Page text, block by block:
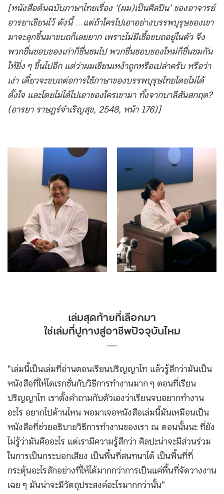
[หนังสือต้นฉบับภาษาไทยเรื่อง ‘(ผม)เป็นศิลปิน’ ของอาจารย์
อารยาเขียนไว้ ดังนี้ …แต่ถ้าใครไปเอาอย่างบรรพบุรุษของเขา
มาจะลุกขึ้นมาขบถก็เลยยาก เพราะไม่มีเชื้อขบถอยู่ในตัว จึง
พวกชื่นชอบของเก่าก็ชื่นชมไป พวกชื่นชอบของใหม่ก็ชื่นชมกัน
ให้ยิ่ง ๆ ขึ้นไปอีก แต่ว่าผมเขียนเหง้าถูกหรือเปล่าครับ หรือว่า
เง่า เดี๋ยวจะขบถต่อการใช้ภาษาของบรรพบุรุษไทยโดยไม่ได้
ตั้งใจ และโดยไม่ได้ไปเอาของใครเขามา ทั้งจากบาลีสันสกฤต?
(อารยา ราษฎร์จำเริญสุข, 2548, หน้า 176)]
เล่มสุดท้ายที่เลือกมา
ใช่เล่มที่ปูทางสู่อาชีพปัจจุบันไหม
―
“เล่มนี้เป็นเล่มที่อ่านตอนเรียนปริญญาโท แล้วรู้สึกว่ามันเป็น
หนังสือที่ให้ไดเรกชั่นกับวิธีการทำงานมาก ๆ ตอนที่เรียน
ปริญญาโท เราตั้งคำถามกับตัวเองว่าเรียนจบอยากทำงาน
อะไร อยากไปด้านไหน พอมาเจอหนังสือเล่มนี้มันเหมือนเป็น
หนังสือที่ช่วยอธิบายวิธีการทำงานของเรา ณ ตอนนั้นนะ ที่ยัง
ไม่รู้ว่ามันคืออะไร แต่เรามีความรู้สึกว่า ศิลปะน่าจะมีส่วนร่วม
ในการเป็นกระบอกเสียง เป็นพื้นที่สนทนาได้ เป็นพื้นที่ที่
กระตุ้นอะไรสักอย่างที่ให้ได้มากกว่าการเป็นแค่พื้นที่จัดวางงาน
เฉย ๆ มันน่าจะมีวัตถุประสงค์อะไรมากกว่านั้น”